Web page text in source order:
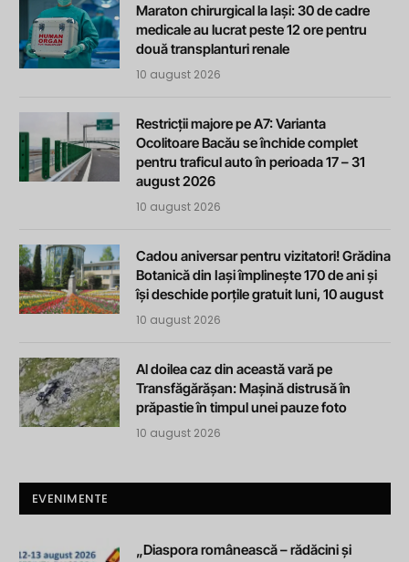
Maraton chirurgical la Iași: 30 de cadre
medicale au lucrat peste 12 ore pentru
două transplanturi renale
10 august 2026
Restricții majore pe A7: Varianta
Ocolitoare Bacău se închide complet
pentru traficul auto în perioada 17 – 31
august 2026
10 august 2026
Cadou aniversar pentru vizitatori! Grădina
Botanică din Iași împlinește 170 de ani și
își deschide porțile gratuit luni, 10 august
10 august 2026
Al doilea caz din această vară pe
Transfăgărășan: Mașină distrusă în
prăpastie în timpul unei pauze foto
10 august 2026
EVENIMENTE
„Diaspora românească – rădăcini și